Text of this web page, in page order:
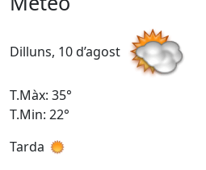
Dilluns, 10 d’agost
T.Màx: 35°
T.Min: 22°
Tarda